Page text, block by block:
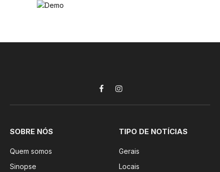
FacebookInstagram
SOBRE NÓS
Quem somos
Sinopse
TIPO DE NOTÍCIAS
Gerais
Locais